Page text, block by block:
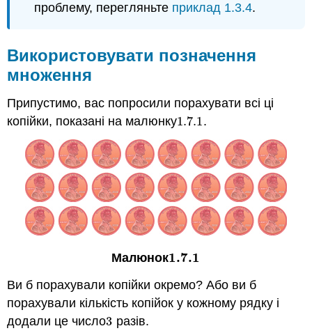
проблему, перегляньте приклад 1.3.4.
Використовувати позначення
множення
Припустимо, вас попросили порахувати всі ці
копійки, показані на малюнку1.7.1
1.7.1.
Малюнок1.7.1
1.7.1
Ви б порахували копійки окремо? Або ви б
порахували кількість копійок у кожному рядку і
додали це число3
3 разів.